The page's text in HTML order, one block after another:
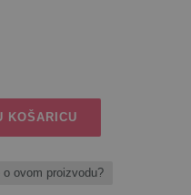
KOŠARICU
o ovom proizvodu?